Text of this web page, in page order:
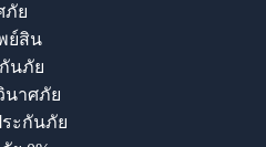
ภัย
ย์สิน
นภัย
นาศภัย
ะกันภัย